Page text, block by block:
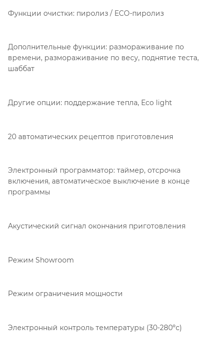
Функции очистки: пиролиз / ECO-пиролиз
Дополнительные функции: размораживание по
времени, размораживание по весу, поднятие теста,
шаббат
Другие опции: поддержание тепла, Eco light
20 автоматических рецептов приготовления
Электронный программатор: таймер, отсрочка
включения, автоматическое выключение в конце
программы
Акустический сигнал окончания приготовления
Режим Showroom
Режим ограничения мощности
Электронный контроль температуры (30-280ºс)